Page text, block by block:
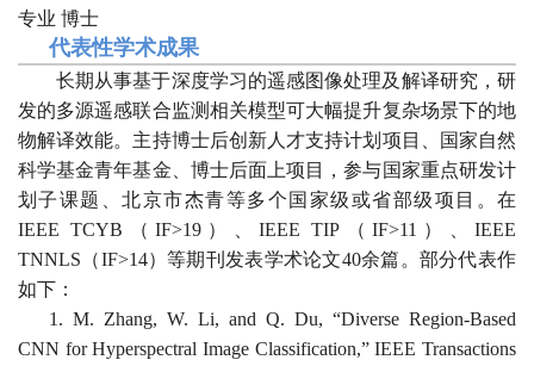
专业 博士
代表性学术成果
长期从事基于深度学习的遥感图像处理及解译研究，研
发的多源遥感联合监测相关模型可大幅提升复杂场景下的地
物解译效能。主持博士后创新人才支持计划项目、国家自然
科学基金青年基金、博士后面上项目，参与国家重点研发计
划子课题、北京市杰青等多个国家级或省部级项目。在
IEEE TCYB（IF>19）、IEEE TIP（IF>11）、IEEE
TNNLS（IF>14）等期刊发表学术论文40余篇。部分代表作
如下：
1.M. Zhang, W. Li, and Q. Du, “Diverse Region-Based
CNN for Hyperspectral Image Classification,” IEEE Transactions